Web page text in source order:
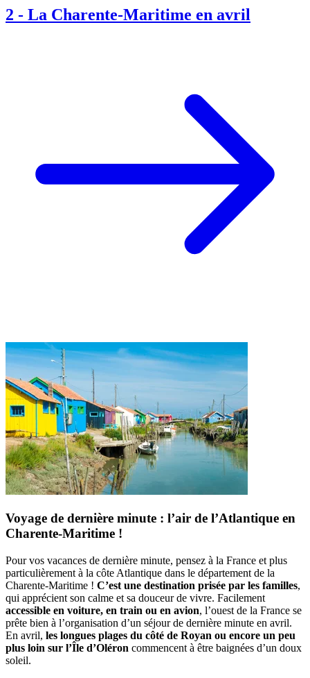
2 - La Charente-Maritime en avril
Voyage de dernière minute : l’air de l’Atlantique en
Charente-Maritime !
Pour vos vacances de dernière minute, pensez à la France et plus
particulièrement à la côte Atlantique dans le département de la
Charente-Maritime ! C’est une destination prisée par les familles,
qui apprécient son calme et sa douceur de vivre. Facilement
accessible en voiture, en train ou en avion, l’ouest de la France se
prête bien à l’organisation d’un séjour de dernière minute en avril.
En avril, les longues plages du côté de Royan ou encore un peu
plus loin sur l’Île d’Oléron commencent à être baignées d’un doux
soleil.